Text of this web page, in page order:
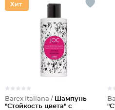
Barex Italiana / Шампунь
"Стойкость цвета" с